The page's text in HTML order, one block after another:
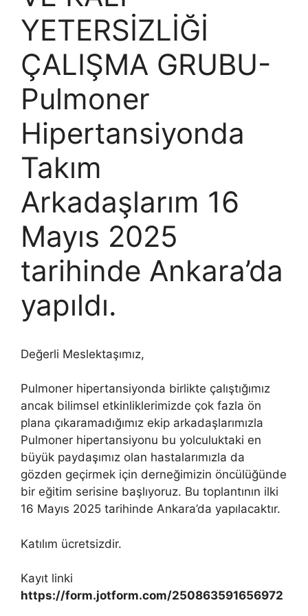
YETERSİZLİĞİ
ÇALIŞMA GRUBU-
Pulmoner
Hipertansiyonda
Takım
Arkadaşlarım 16
Mayıs 2025
tarihinde Ankara’da
yapıldı.
Değerli Meslektaşımız,
Pulmoner hipertansiyonda birlikte çalıştığımız
ancak bilimsel etkinliklerimizde çok fazla ön
plana çıkaramadığımız ekip arkadaşlarımızla
Pulmoner hipertansiyonu bu yolculuktaki en
büyük paydaşımız olan hastalarımızla da
gözden geçirmek için derneğimizin öncülüğünde
bir eğitim serisine başlıyoruz. Bu toplantının ilki
16 Mayıs 2025 tarihinde Ankara’da yapılacaktır.
Katılım ücretsizdir.
Kayıt linki
https://form.jotform.com/250863591656972